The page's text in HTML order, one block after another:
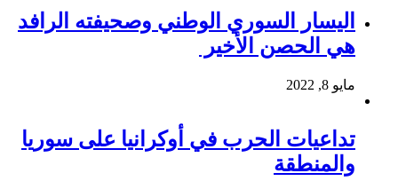
اليسار السوري الوطني وصحيفته الرافد
هي الحصن الأخير
مايو 8, 2022
تداعيات الحرب في أوكرانيا على سوريا
والمنطقة